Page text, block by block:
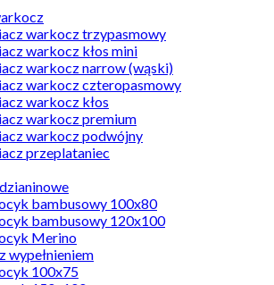
warkocz trzypasmowy
warkocz kłos mini
warkocz narrow (wąski)
warkocz czteropasmowy
warkocz kłos
warkocz premium
warkocz podwójny
przeplataniec
bambusowy 100x80
bambusowy 120x100
Merino
wypełnieniem
100x75